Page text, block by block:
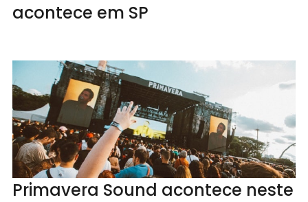
acontece em SP
Primavera Sound acontece neste